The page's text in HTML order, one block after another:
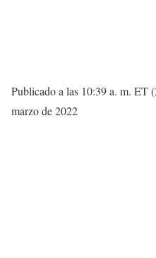
Publicado a las 10:39 a. m. ET
marzo de 2022